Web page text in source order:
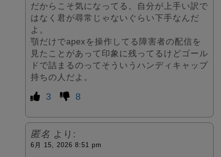
だからこそ気になってる。自分が上手い訳で
はなく君が尋常じゃないぐらい下手なんだ
よ。
顎だけでapexを操作してる障害者の配信を
見たことがあって印象に残ってるけどゴール
ドで詰まるのってそういうハンディキャップ
持ちの人だよ。
3 8
匿名 より:
6月 15, 2026 8:51 pm